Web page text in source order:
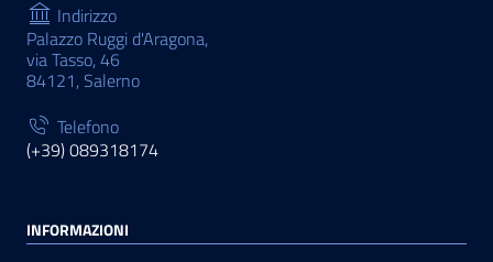
Indirizzo
Palazzo Ruggi d'Aragona,
via Tasso, 46
84121, Salerno
Telefono
(+39) 089318174
INFORMAZIONI